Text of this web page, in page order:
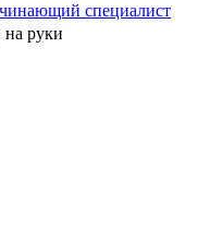
специалист
на руки